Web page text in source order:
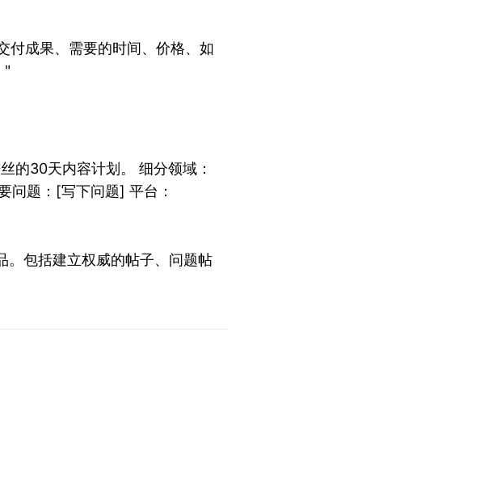
付成果、需要的时间、价格、如
"
的30天内容计划。 细分领域：
问题：[写下问题] 平台：
。包括建立权威的帖子、问题帖